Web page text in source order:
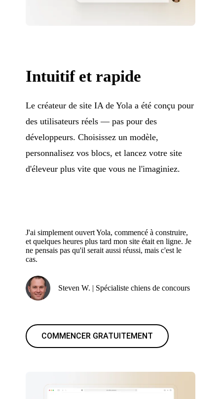
Intuitif et rapide
Le créateur de site IA de Yola a été conçu pour
des utilisateurs réels — pas pour des
développeurs. Choisissez un modèle,
personnalisez vos blocs, et lancez votre site
d'éleveur plus vite que vous ne l'imaginiez.
J'ai simplement ouvert Yola, commencé à construire,
et quelques heures plus tard mon site était en ligne. Je
ne pensais pas qu'il serait aussi réussi, mais c'est le
cas.
Steven W. | Spécialiste chiens de concours
COMMENCER GRATUITEMENT